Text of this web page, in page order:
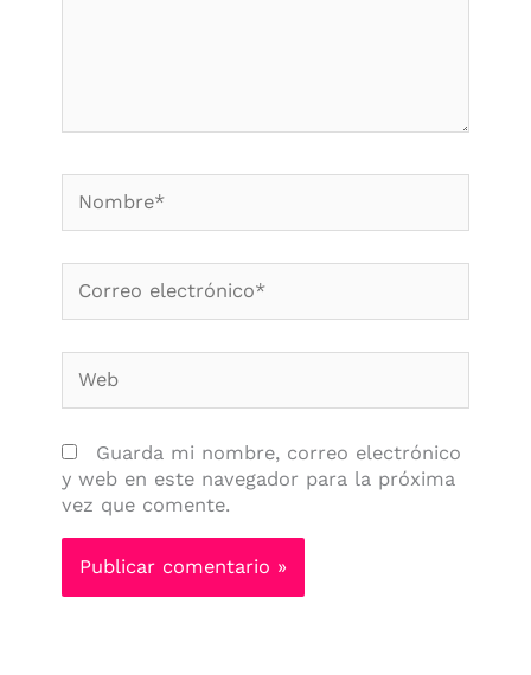
electrónico*
Guarda mi nombre, correo electrónico
y web en este navegador para la próxima
vez que comente.